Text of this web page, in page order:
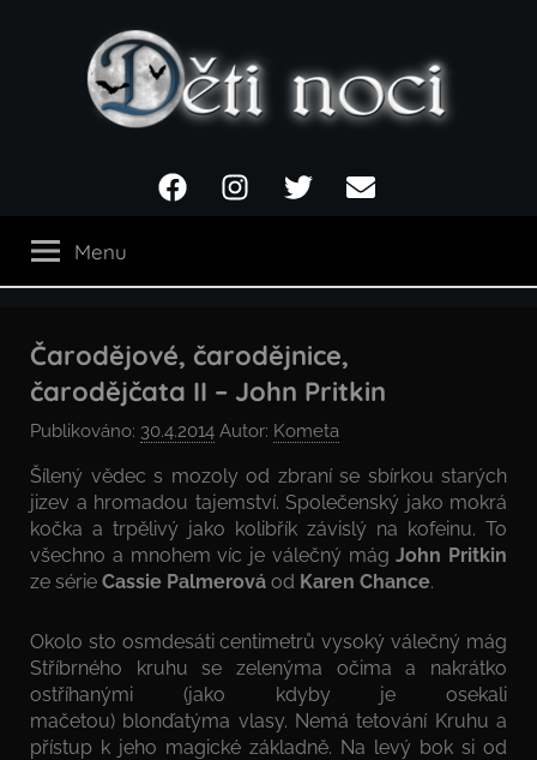
noci
FacebookInstagramTwitter Email
Menu
Čarodějové, čarodějnice,
čarodějčata II – John Pritkin
Publikováno: 30.4.2014 Autor: Kometa
Šílený vědec s mozoly od zbraní se sbírkou starých
jizev a hromadou tajemství. Společenský jako mokrá
kočka a trpělivý jako kolibřík závislý na kofeinu. To
všechno a mnohem víc je válečný mágJohn Pritkin
ze série Cassie Palmerová od Karen Chance.
Okolo sto osmdesáti centimetrů vysoký válečný mág
Stříbrného kruhu se zelenýma očima a nakrátko
ostříhanými (jako kdyby je osekali
mačetou) blonďatýma vlasy. Nemá tetování Kruhu a
přístup k jeho magické základně. Na levý bok si od